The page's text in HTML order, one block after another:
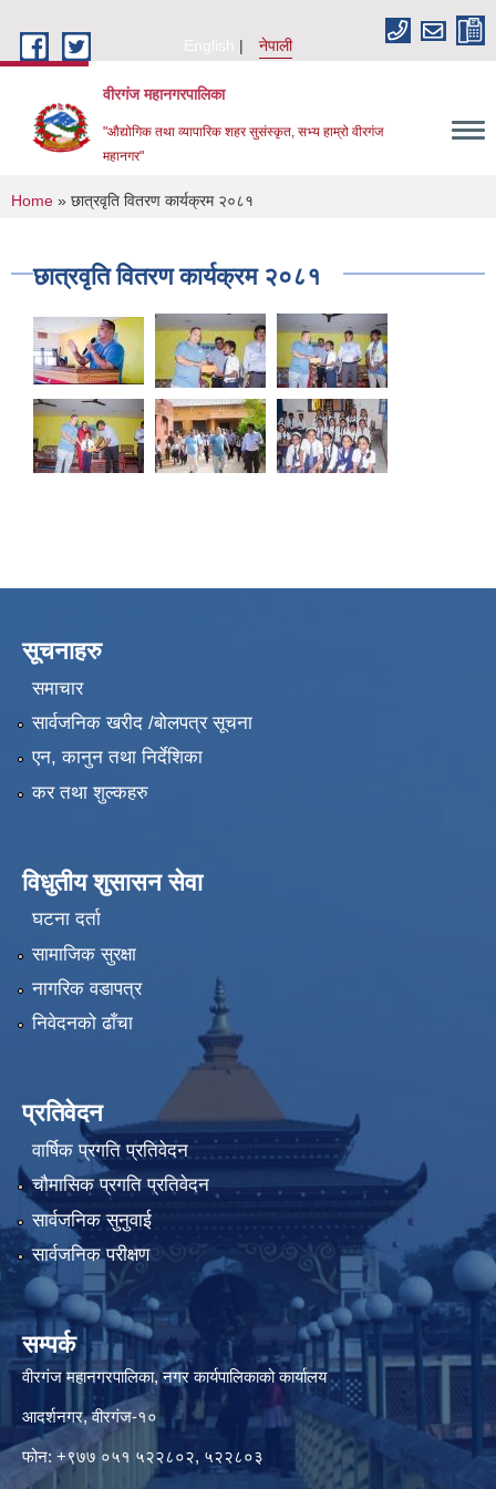
English
नेपाली
वीरगंज महानगरपालिका
"औद्योगिक तथा व्यापारिक शहर सुसंस्कृत, सभ्य हाम्रो वीरगंज
महानगर"
You are here
Home » छात्रवृति वितरण कार्यक्रम २०८१
छात्रवृति वितरण कार्यक्रम २०८१
सूचनाहरु
समाचार
सार्वजनिक खरीद /बोलपत्र सूचना
एन, कानुन तथा निर्देशिका
कर तथा शुल्कहरु
विधुतीय शुसासन सेवा
घटना दर्ता
सामाजिक सुरक्षा
नागरिक वडापत्र
निवेदनको ढाँचा
प्रतिवेदन
वार्षिक प्रगति प्रतिवेदन
चौमासिक प्रगति प्रतिवेदन
सार्वजनिक सुनुवाई
सार्वजनिक परीक्षण
सम्पर्क
वीरगंज महानगरपालिका, नगर कार्यपालिकाको कार्यालय
आदर्शनगर, वीरगंज-१०
फोन: +९७७ ०५१ ५२२८०२, ५२२८०३